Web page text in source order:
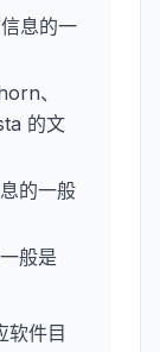
息的一
、
的文
的一般
般是
软件目